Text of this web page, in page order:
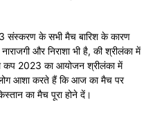
संस्करण के सभी मैच बारिश के कारण
और निराशा भी है, की श्रीलंका में
कप 2023 का आयोजन श्रीलंका में
लोग आशा करते हैं कि आज का मैच पर
का मैच पूरा होने दें।